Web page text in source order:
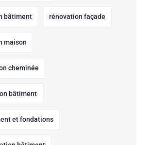
bâtiment rénovation façade
maison
cheminée
bâtiment
et fondations